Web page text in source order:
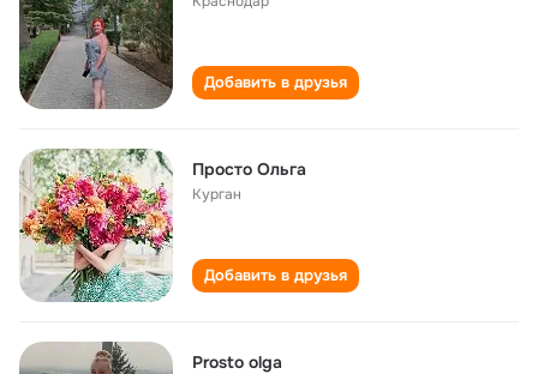
Добавить в друзья
Просто Ольга
Курган
Добавить в друзья
Prosto olga